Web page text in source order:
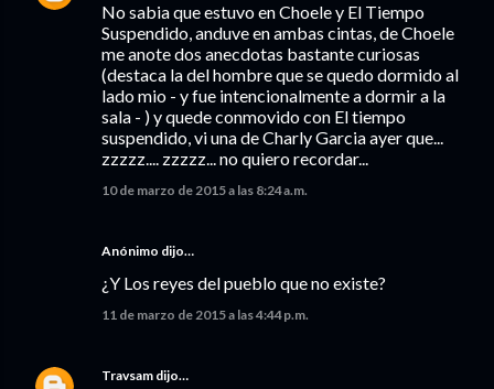
No sabia que estuvo en Choele y El Tiempo
Suspendido, anduve en ambas cintas, de Choele
me anote dos anecdotas bastante curiosas
(destaca la del hombre que se quedo dormido al
lado mio - y fue intencionalmente a dormir a la
sala - ) y quede conmovido con El tiempo
suspendido, vi una de Charly Garcia ayer que...
zzzzz.... zzzzz... no quiero recordar...
10 de marzo de 2015 a las 8:24 a.m.
Anónimo dijo…
¿Y Los reyes del pueblo que no existe?
11 de marzo de 2015 a las 4:44 p.m.
Travsam dijo…